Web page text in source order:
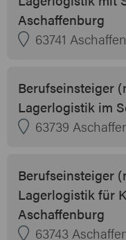
Aschaffenburg
63741
Berufseinsteiger
Lagerlogistik im
63739
Berufseinsteiger
Lagerlogistik für
Aschaffenburg
63743